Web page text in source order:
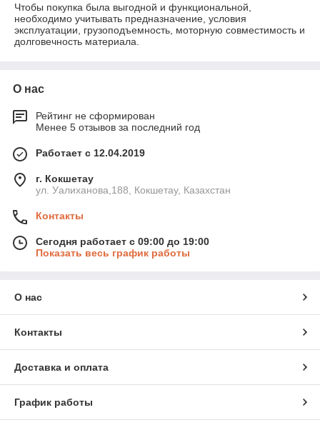
Чтобы покупка была выгодной и функциональной,
необходимо учитывать предназначение, условия
эксплуатации, грузоподъемность, моторную совместимость и
долговечность материала.
О нас
Рейтинг не сформирован
Менее 5 отзывов за последний год
Работает с 12.04.2019
г. Кокшетау
ул. Уалиханова,188, Кокшетау, Казахстан
Контакты
Сегодня работает с 09:00 до 19:00
Показать весь график работы
О нас
Контакты
Доставка и оплата
График работы